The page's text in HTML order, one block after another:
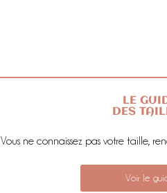
LE
DES
Vous ne connaissez pas votre taille,
Voir le